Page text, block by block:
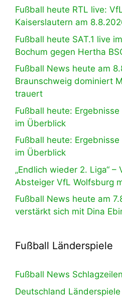
Fußball heute RTL live:
Kaiserslautern am
Fußball heute SAT.1 live
Bochum gegen Hertha
Fußball News heute am
Braunschweig dominiert
trauert
Fußball heute:
im Überblick
Fußball heute:
im Überblick
„Endlich wieder 2. Liga“
Absteiger VfL Wolfsburg
Fußball News heute am
verstärkt sich mit Dina
Fußball Länderspiele
Fußball News Schlagzeilen
Deutschland